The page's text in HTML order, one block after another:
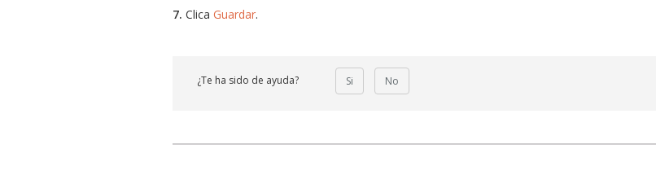
7. Clica Guardar.
¿Te ha sido de ayuda? Si No